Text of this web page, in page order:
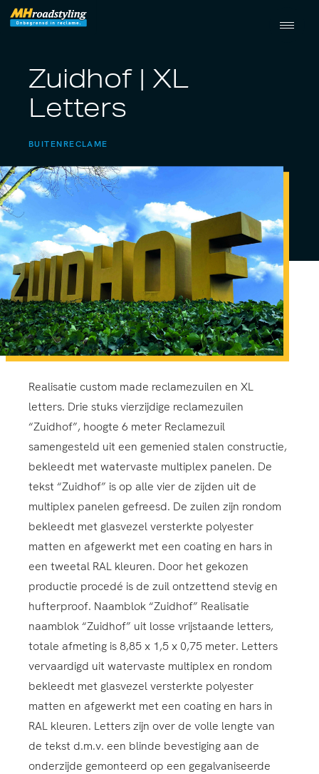
Zuidhof | XL
Letters
BUITENRECLAME
Realisatie custom made reclamezuilen en XL
letters. Drie stuks vierzijdige reclamezuilen
“Zuidhof”, hoogte 6 meter Reclamezuil
samengesteld uit een gemenied stalen constructie,
bekleedt met watervaste multiplex panelen. De
tekst “Zuidhof” is op alle vier de zijden uit de
multiplex panelen gefreesd. De zuilen zijn rondom
bekleedt met glasvezel versterkte polyester
matten en afgewerkt met een coating en hars in
een tweetal RAL kleuren. Door het gekozen
productie procedé is de zuil ontzettend stevig en
hufterproof. Naamblok “Zuidhof” Realisatie
naamblok “Zuidhof” uit losse vrijstaande letters,
totale afmeting is 8,85 x 1,5 x 0,75 meter. Letters
vervaardigd uit watervaste multiplex en rondom
bekleedt met glasvezel versterkte polyester
matten en afgewerkt met een coating en hars in
RAL kleuren. Letters zijn over de volle lengte van
de tekst d.m.v. een blinde bevestiging aan de
onderzijde gemonteerd op een gegalvaniseerde